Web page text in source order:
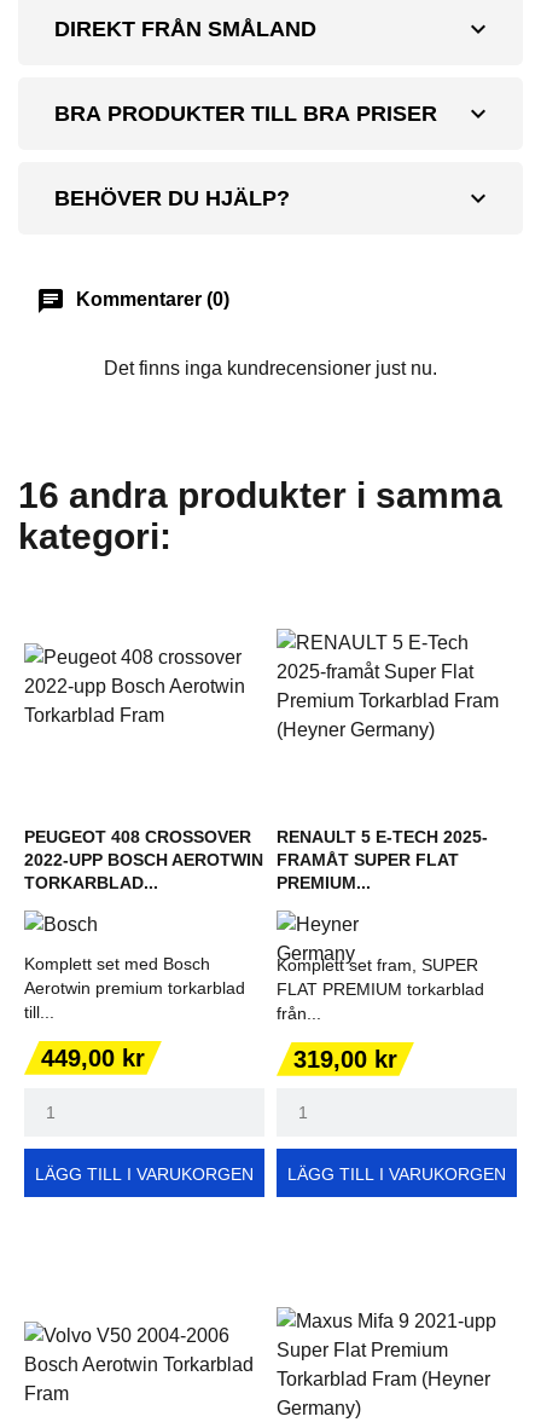
expand_more
DIREKT FRÅN SMÅLAND
expand_more
BRA PRODUKTER TILL BRA PRISER
expand_more
BEHÖVER DU HJÄLP?
chat Kommentarer (0)
Det finns inga kundrecensioner just nu.
16 andra produkter i samma
kategori:
PEUGEOT 408 CROSSOVER
2022-UPP BOSCH AEROTWIN
TORKARBLAD...
Komplett set med Bosch
Aerotwin premium torkarblad
till...
Pris
449,00 kr
LÄGG TILL I VARUKORGEN
RENAULT 5 E-TECH 2025-
FRAMÅT SUPER FLAT
PREMIUM...
Komplett set fram, SUPER
FLAT PREMIUM torkarblad
från...
Pris
319,00 kr
LÄGG TILL I VARUKORGEN